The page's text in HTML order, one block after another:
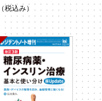
税込み）